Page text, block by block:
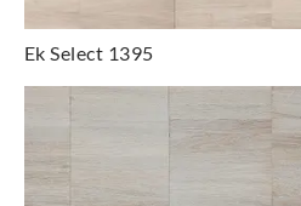
Ek Select 1395